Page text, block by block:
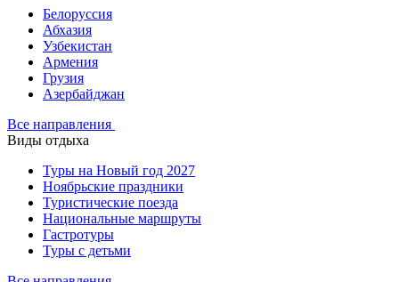
Белоруссия
Абхазия
Узбекистан
Армения
Грузия
Азербайджан
Все направления
Виды отдыха
Туры на Новый год 2027
Ноябрьские праздники
Туристические поезда
Национальные маршруты
Гастротуры
Туры с детьми